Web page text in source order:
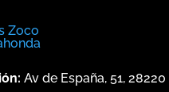
Av de España, 51, 28220